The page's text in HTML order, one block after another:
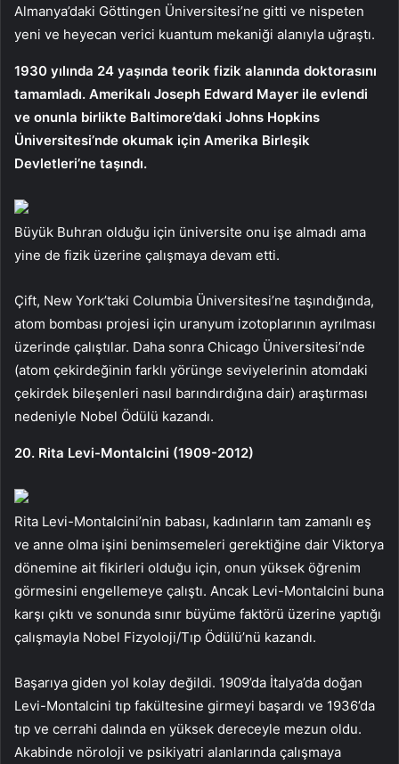
Almanya’daki Göttingen Üniversitesi’ne gitti ve nispeten
yeni ve heyecan verici kuantum mekaniği alanıyla uğraştı.
1930 yılında 24 yaşında teorik fizik alanında doktorasını
tamamladı. Amerikalı Joseph Edward Mayer ile evlendi
ve onunla birlikte Baltimore’daki Johns Hopkins
Üniversitesi’nde okumak için Amerika Birleşik
Devletleri’ne taşındı.
Büyük Buhran olduğu için üniversite onu işe almadı ama
yine de fizik üzerine çalışmaya devam etti.
Çift, New York’taki Columbia Üniversitesi’ne taşındığında,
atom bombası projesi için uranyum izotoplarının ayrılması
üzerinde çalıştılar. Daha sonra Chicago Üniversitesi’nde
(atom çekirdeğinin farklı yörünge seviyelerinin atomdaki
çekirdek bileşenleri nasıl barındırdığına dair) araştırması
nedeniyle Nobel Ödülü kazandı.
20. Rita Levi-Montalcini (1909-2012)
Rita Levi-Montalcini’nin babası, kadınların tam zamanlı eş
ve anne olma işini benimsemeleri gerektiğine dair Viktorya
dönemine ait fikirleri olduğu için, onun yüksek öğrenim
görmesini engellemeye çalıştı. Ancak Levi-Montalcini buna
karşı çıktı ve sonunda sınır büyüme faktörü üzerine yaptığı
çalışmayla Nobel Fizyoloji/Tıp Ödülü’nü kazandı.
Başarıya giden yol kolay değildi. 1909’da İtalya’da doğan
Levi-Montalcini tıp fakültesine girmeyi başardı ve 1936’da
tıp ve cerrahi dalında en yüksek dereceyle mezun oldu.
Akabinde nöroloji ve psikiyatri alanlarında çalışmaya